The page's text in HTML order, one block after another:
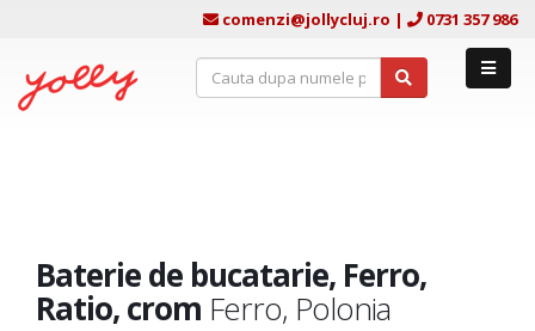
comenzi@jollycluj.ro | 0731 357 986
Baterie de bucatarie, Ferro,
Ratio, crom Ferro, Polonia